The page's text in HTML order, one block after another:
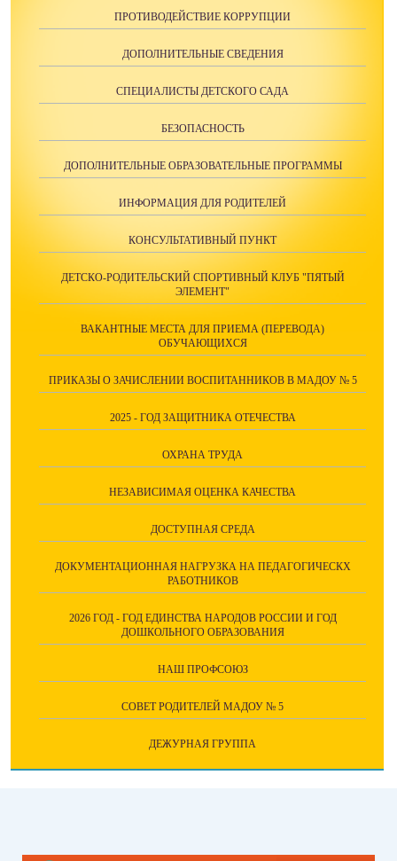
ПРОТИВОДЕЙСТВИЕ КОРРУПЦИИ
ДОПОЛНИТЕЛЬНЫЕ СВЕДЕНИЯ
СПЕЦИАЛИСТЫ ДЕТСКОГО САДА
БЕЗОПАСНОСТЬ
ДОПОЛНИТЕЛЬНЫЕ ОБРАЗОВАТЕЛЬНЫЕ ПРОГРАММЫ
ИНФОРМАЦИЯ ДЛЯ РОДИТЕЛЕЙ
КОНСУЛЬТАТИВНЫЙ ПУНКТ
ДЕТСКО-РОДИТЕЛЬСКИЙ СПОРТИВНЫЙ КЛУБ "ПЯТЫЙ
ЭЛЕМЕНТ"
ВАКАНТНЫЕ МЕСТА ДЛЯ ПРИЕМА (ПЕРЕВОДА)
ОБУЧАЮЩИХСЯ
ПРИКАЗЫ О ЗАЧИСЛЕНИИ ВОСПИТАННИКОВ В МАДОУ № 5
2025 - ГОД ЗАЩИТНИКА ОТЕЧЕСТВА
ОХРАНА ТРУДА
НЕЗАВИСИМАЯ ОЦЕНКА КАЧЕСТВА
ДОСТУПНАЯ СРЕДА
ДОКУМЕНТАЦИОННАЯ НАГРУЗКА НА ПЕДАГОГИЧЕСКХ
РАБОТНИКОВ
2026 ГОД - ГОД ЕДИНСТВА НАРОДОВ РОССИИ И ГОД
ДОШКОЛЬНОГО ОБРАЗОВАНИЯ
НАШ ПРОФСОЮЗ
СОВЕТ РОДИТЕЛЕЙ МАДОУ № 5
ДЕЖУРНАЯ ГРУППА